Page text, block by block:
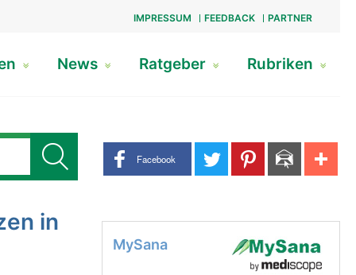
IMPRESSUM FEEDBACK PARTNER
News Ratgeber Rubriken
Share buttons
Facebook
in
MySana